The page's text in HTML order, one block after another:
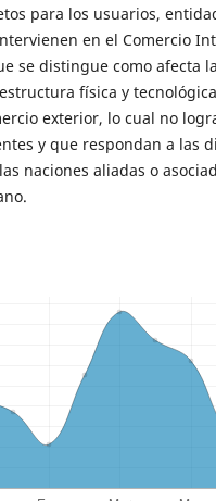
para los usuarios,
en el Comercio
se distingue como afecta
física y
exterior, lo cual no
y que respondan a las
naciones aliadas o